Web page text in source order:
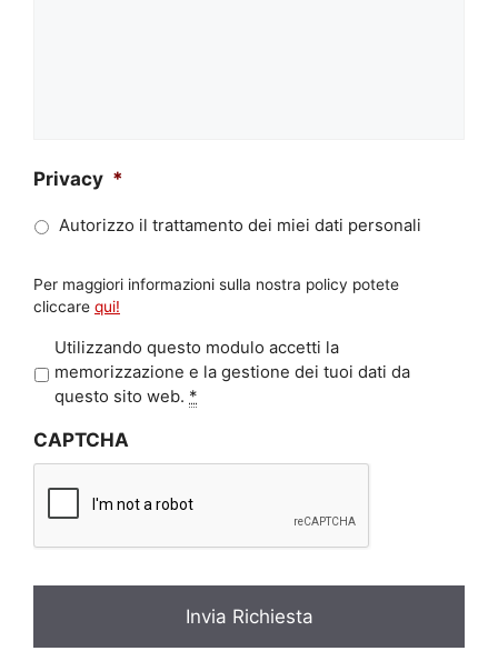
Privacy *
Autorizzo il trattamento dei miei dati personali
Per maggiori informazioni sulla nostra policy potete
cliccare qui!
r
a
c
*
Utilizzando questo modulo accetti la
memorizzazione e la gestione dei tuoi dati da
questo sito web. *
CAPTCHA